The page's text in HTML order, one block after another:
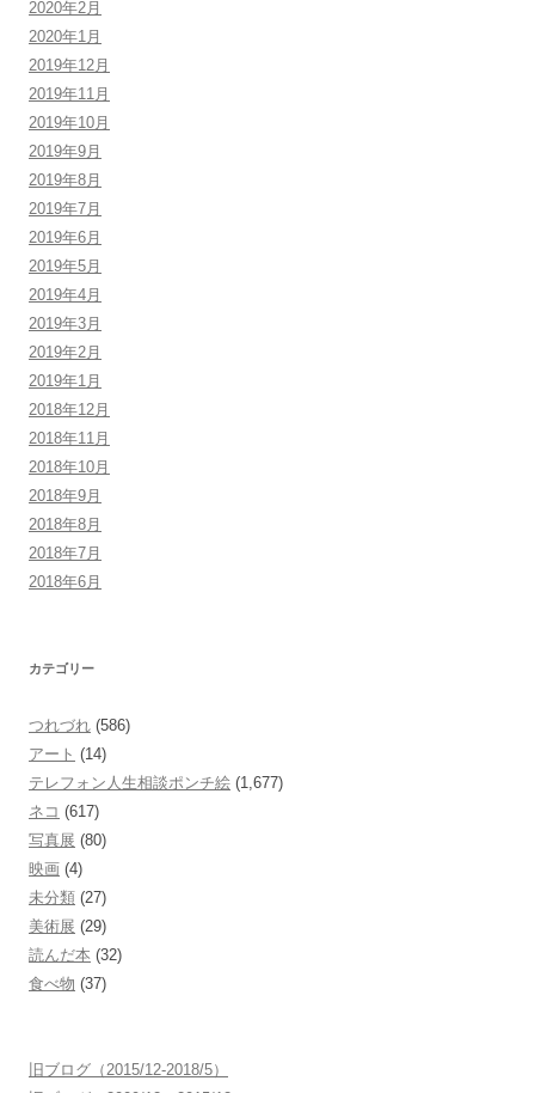
2020年2月
2020年1月
2019年12月
2019年11月
2019年10月
2019年9月
2019年8月
2019年7月
2019年6月
2019年5月
2019年4月
2019年3月
2019年2月
2019年1月
2018年12月
2018年11月
2018年10月
2018年9月
2018年8月
2018年7月
2018年6月
カテゴリー
つれづれ (586)
アート (14)
テレフォン人生相談ポンチ絵 (1,677)
ネコ (617)
写真展 (80)
映画 (4)
未分類 (27)
美術展 (29)
読んだ本 (32)
食べ物 (37)
旧ブログ（2015/12-2018/5）